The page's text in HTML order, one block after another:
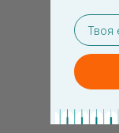
email